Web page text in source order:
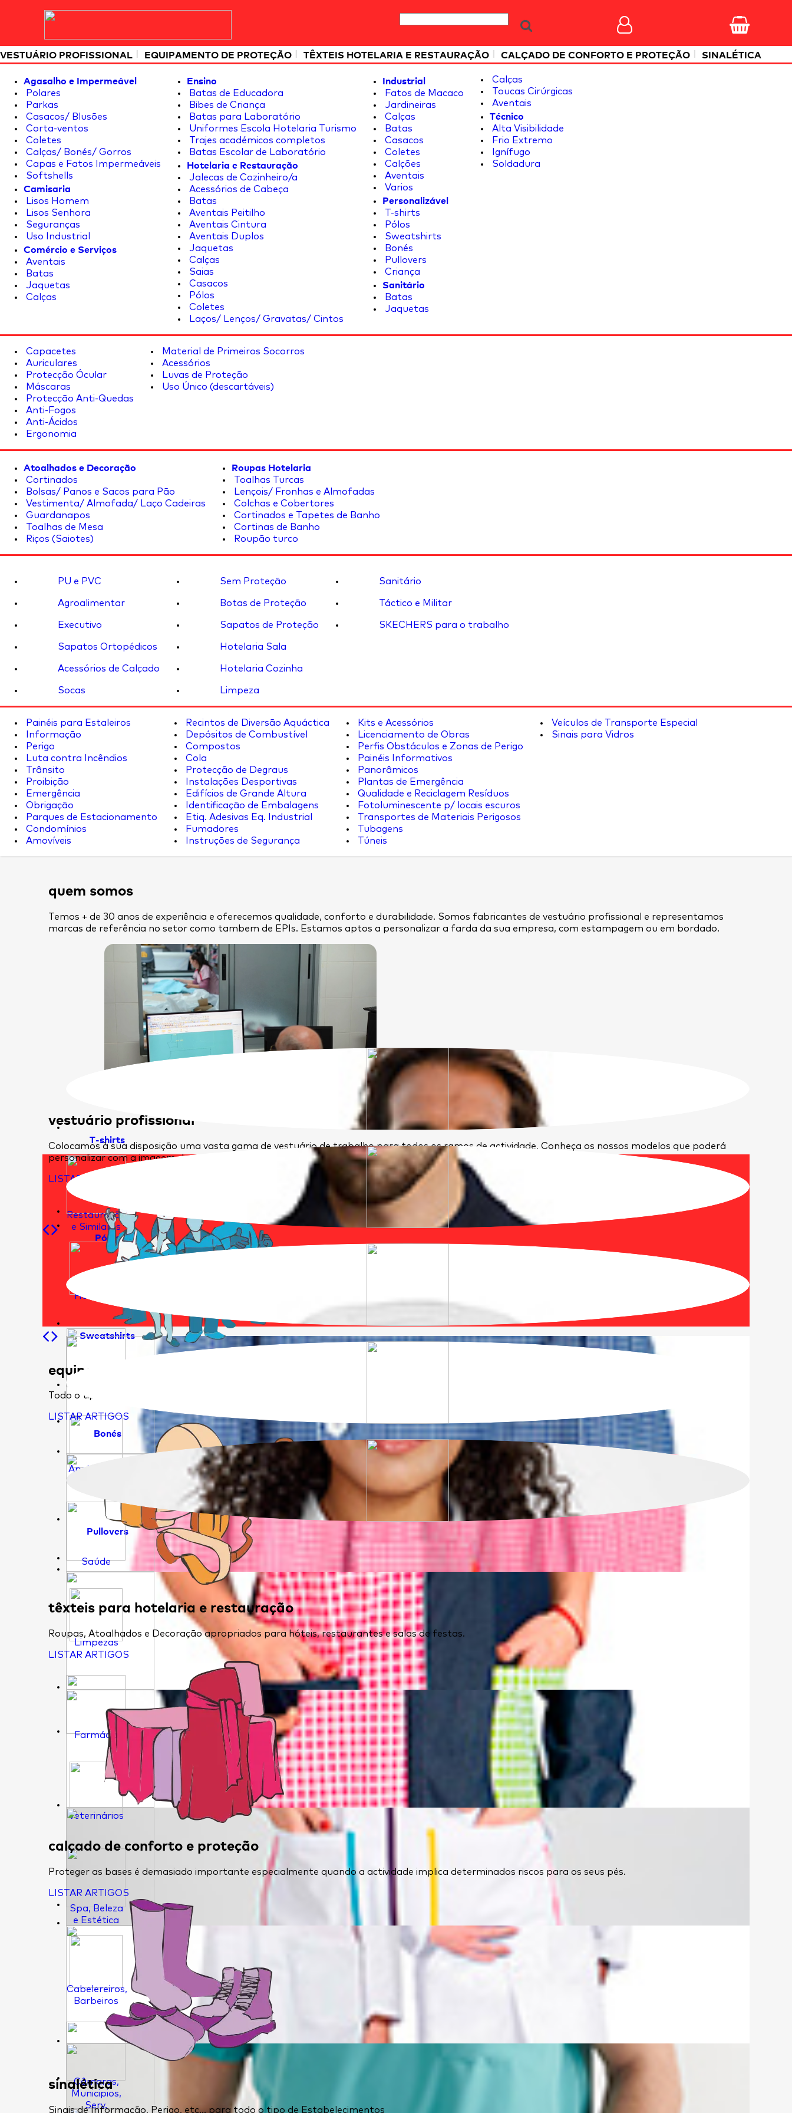
VESTUÁRIO PROFISSIONAL | EQUIPAMENTO DE PROTEÇÃO | TÊXTEIS HOTELARIA E RESTAURAÇÃO | CALÇADO DE CONFORTO E PROTEÇÃO | SINALÉTICA
Agasalho e Impermeável
Polares
Parkas
Casacos/ Blusões
Corta-ventos
Coletes
Calças/ Bonés/ Gorros
Capas e Fatos Impermeáveis
Softshells
Camisaria
Lisos Homem
Lisos Senhora
Seguranças
Uso Industrial
Comércio e Serviços
Aventais
Batas
Jaquetas
Calças
Ensino
Batas de Educadora
Bibes de Criança
Batas para Laboratório
Uniformes Escola Hotelaria Turismo
Trajes académicos completos
Batas Escolar de Laboratório
Hotelaria e Restauração
Jalecas de Cozinheiro/a
Acessórios de Cabeça
Batas
Aventais Peitilho
Aventais Cintura
Aventais Duplos
Jaquetas
Calças
Saias
Casacos
Pólos
Coletes
Laços/ Lenços/ Gravatas/ Cintos
Industrial
Fatos de Macaco
Jardineiras
Calças
Batas
Casacos
Coletes
Calções
Aventais
Varios
Personalizável
T-shirts
Pólos
Sweatshirts
Bonés
Pullovers
Criança
Sanitário
Batas
Jaquetas
Calças
Toucas Cirúrgicas
Aventais
Técnico
Alta Visibilidade
Frio Extremo
Ignífugo
Soldadura
Capacetes
Auriculares
Protecção Ócular
Máscaras
Protecção Anti-Quedas
Anti-Fogos
Anti-Ácidos
Ergonomia
Material de Primeiros Socorros
Acessórios
Luvas de Proteção
Uso Único (descartáveis)
Atoalhados e Decoração
Cortinados
Bolsas/ Panos e Sacos para Pão
Vestimenta/ Almofada/ Laço Cadeiras
Guardanapos
Toalhas de Mesa
Riços (Saiotes)
Roupas Hotelaria
Toalhas Turcas
Lençois/ Fronhas e Almofadas
Colchas e Cobertores
Cortinados e Tapetes de Banho
Cortinas de Banho
Roupão turco
PU e PVC
Agroalimentar
Executivo
Sapatos Ortopédicos
Acessórios de Calçado
Socas
Sem Proteção
Botas de Proteção
Sapatos de Proteção
Hotelaria Sala
Hotelaria Cozinha
Limpeza
Sanitário
Táctico e Militar
SKECHERS para o trabalho
Painéis para Estaleiros
Informação
Perigo
Luta contra Incêndios
Trânsito
Proibição
Emergência
Obrigação
Parques de Estacionamento
Condomínios
Amovíveis
Recintos de Diversão Aquáctica
Depósitos de Combustível
Compostos
Cola
Protecção de Degraus
Instalações Desportivas
Edifícios de Grande Altura
Identificação de Embalagens
Etiq. Adesivas Eq. Industrial
Fumadores
Instruções de Segurança
Kits e Acessórios
Licenciamento de Obras
Perfis Obstáculos e Zonas de Perigo
Painéis Informativos
Panorâmicos
Plantas de Emergência
Qualidade e Reciclagem Resíduos
Fotoluminescente p/ locais escuros
Transportes de Materiais Perigosos
Tubagens
Túneis
Veículos de Transporte Especial
Sinais para Vidros
quem somos
Temos + de 30 anos de experiência e oferecemos qualidade, conforto e durabilidade. Somos fabricantes de vestuário profissional e representamos
marcas de referência no setor como tambem de EPIs. Estamos aptos a personalizar a farda da sua empresa, com estampagem ou em bordado.
vestuário profissional
Colocamos à sua disposição uma vasta gama de vestuário de trabalho para todos os ramos de actividade. Conheça os nossos modelos que poderá
personalizar com a imagem da sua empresa.
LISTAR ARTIGOS
equipamento de proteção
Todo o tipo de epi's que permitem que trabalhe em segurança.
LISTAR ARTIGOS
têxteis para hotelaria e restauração
Roupas, Atoalhados e Decoração apropriados para hóteis, restaurantes e salas de festas.
LISTAR ARTIGOS
calçado de conforto e proteção
Proteger as bases é demasiado importante especialmente quando a actividade implica determinados riscos para os seus pés.
LISTAR ARTIGOS
sinalética
Sinais de Informação, Perigo, etc... para todo o tipo de Estabelecimentos
T-shirts
Pólos
Sweatshirts
Bonés
Pullovers
Restauração
e Similares
Hotelaria
Apoio Social
Saúde
Limpezas
Farmácia
Veterinários
Spa, Beleza
e Estética
Cabelereiros,
Barbeiros
Câmaras,
Municipios,
Serv.